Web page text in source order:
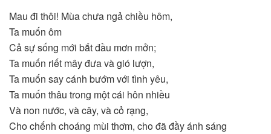
Mau đi thôi! Mùa chưa ngả chiều hôm,
Ta muốn ôm
Cả sự sống mới bắt đầu mơn mởn;
Ta muốn riết mây đưa và gió lượn,
Ta muốn say cánh bướm với tình yêu,
Ta muốn thâu trong một cái hôn nhiều
Và non nước, và cây, và cỏ rạng,
Cho chếnh choáng mùi thơm, cho đã đầy ánh sáng